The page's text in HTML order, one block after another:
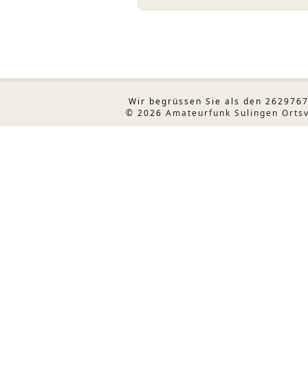
Wir begrüssen Sie als den
© 2026 Amateurfunk Sulingen